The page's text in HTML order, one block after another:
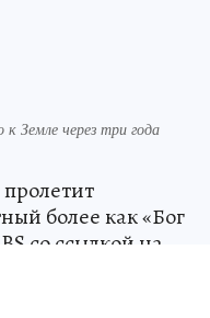
Земле через три года
более как «Бог
со ссылкой на